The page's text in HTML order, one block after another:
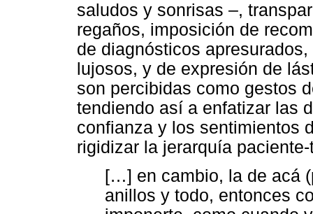
saludos y sonrisas –,
regaños, imposición de
de diagnósticos
lujosos, y de expresión de
son percibidas como gestos
tendiendo así a enfatizar las
confianza y los sentimientos
rigidizar la jerarquía
[…] en cambio, la de acá
anillos y todo, entonces